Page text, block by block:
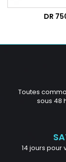
DR
Toutes
sous 48
14 jours pour